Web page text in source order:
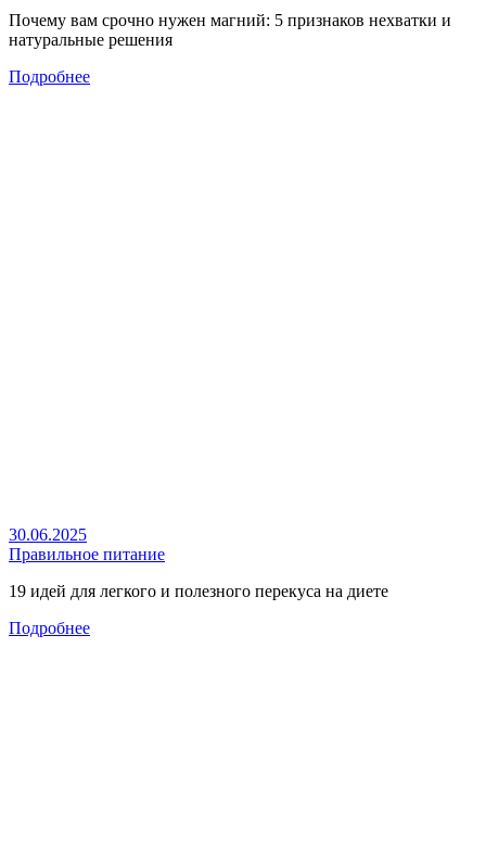
Почему вам срочно нужен магний: 5 признаков нехватки и
натуральные решения
Подробнее
30.06.2025
Правильное питание
19 идей для легкого и полезного перекуса на диете
Подробнее